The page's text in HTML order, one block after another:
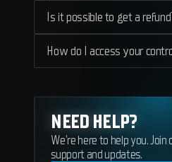
Is it possible to get a
How do I access your
NEED HELP?
We're here to help you. Join
support and updates.